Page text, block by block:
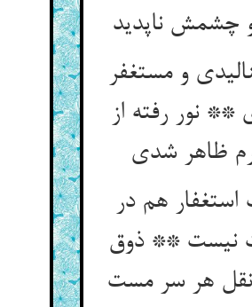
چشمش ناپدید
و مستغفر
نور رفته از
ظاهر شدی‏
استغفار هم در
نیست ** ذوق
نقل هر سر مست